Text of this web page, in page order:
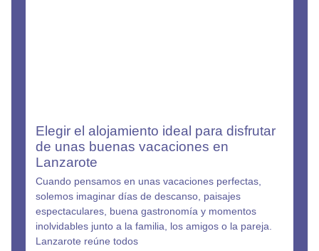
Elegir el alojamiento ideal para disfrutar
de unas buenas vacaciones en
Lanzarote
Cuando pensamos en unas vacaciones perfectas,
solemos imaginar días de descanso, paisajes
espectaculares, buena gastronomía y momentos
inolvidables junto a la familia, los amigos o la pareja.
Lanzarote reúne todos